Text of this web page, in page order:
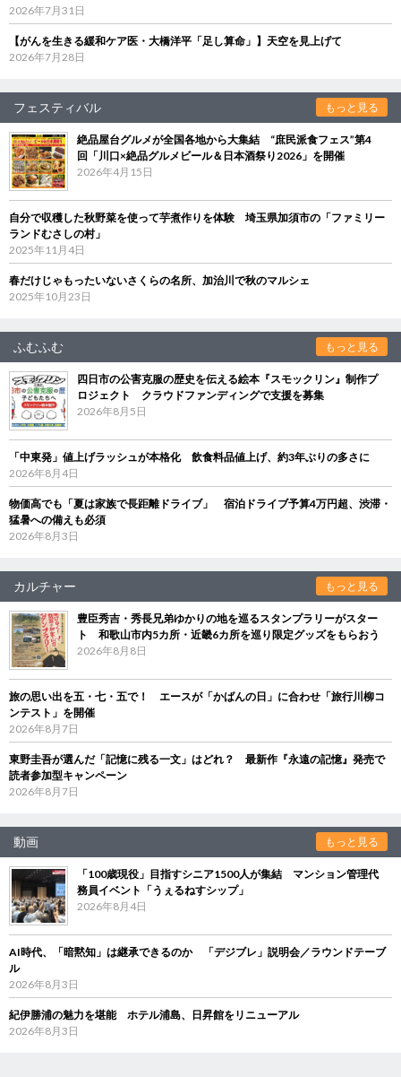
2026年7月31日
【がんを生きる緩和ケア医・大橋洋平「足し算命」】天空を見上げて
2026年7月28日
フェスティバル もっと見る
絶品屋台グルメが全国各地から大集結 “庶民派食フェス”第4
回「川口×絶品グルメビール＆日本酒祭り2026」を開催
2026年4月15日
自分で収穫した秋野菜を使って芋煮作りを体験 埼玉県加須市の「ファミリー
ランドむさしの村」
2025年11月4日
春だけじゃもったいないさくらの名所、加治川で秋のマルシェ
2025年10月23日
ふむふむ もっと見る
四日市の公害克服の歴史を伝える絵本『スモックリン』制作プ
ロジェクト クラウドファンディングで支援を募集
2026年8月5日
「中東発」値上げラッシュが本格化 飲食料品値上げ、約3年ぶりの多さに
2026年8月4日
物価高でも「夏は家族で長距離ドライブ」 宿泊ドライブ予算4万円超、渋滞・
猛暑への備えも必須
2026年8月3日
カルチャー もっと見る
豊臣秀吉・秀長兄弟ゆかりの地を巡るスタンプラリーがスター
ト 和歌山市内5カ所・近畿6カ所を巡り限定グッズをもらおう
2026年8月8日
旅の思い出を五・七・五で！ エースが「かばんの日」に合わせ「旅行川柳コ
ンテスト」を開催
2026年8月7日
東野圭吾が選んだ「記憶に残る一文」はどれ？ 最新作『永遠の記憶』発売で
読者参加型キャンペーン
2026年8月7日
動画 もっと見る
「100歳現役」目指すシニア1500人が集結 マンション管理代
務員イベント「うぇるねすシップ」
2026年8月4日
AI時代、「暗黙知」は継承できるのか 「デジブレ」説明会／ラウンドテーブ
ル
2026年8月3日
紀伊勝浦の魅力を堪能 ホテル浦島、日昇館をリニューアル
2026年8月3日